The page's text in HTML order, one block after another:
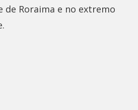
de Roraima e no extremo